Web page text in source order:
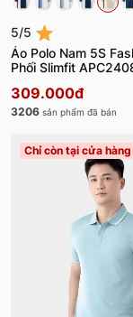
5/5
Áo Polo Nam 5S
Phối Slimfit
309.000đ
3206 sản phẩm đã bán
Chỉ còn tại cửa hàng